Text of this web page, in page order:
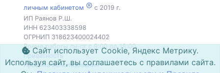
личным кабинетом ® c 2019 г.
ИП Раянов Р.Ш.
ИНН 623403338598
ОГРНИП 318623400024402
Время работы пн-пт с 9:00 до 18:00
Приватность
Правила использования
Сайт использует Cookie, Яндекс Метрику.
Используя сайт, вы соглашаетесь с правилами сайта.